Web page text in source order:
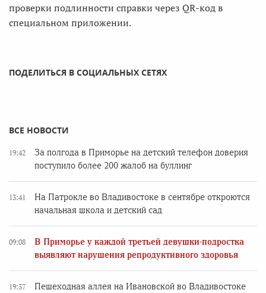
проверки подлинности справки через QR-код в
специальном приложении.
ПОДЕЛИТЬСЯ В СОЦИАЛЬНЫХ СЕТЯХ
ВСЕ НОВОСТИ
19:42
За полгода в Приморье на детский телефон доверия
поступило более 200 жалоб на буллинг
13:41
На Патрокле во Владивостоке в сентябре откроются
начальная школа и детский сад
09:08
В Приморье у каждой третьей девушки-подростка
выявляют нарушения репродуктивного здоровья
19:37
Пешеходная аллея на Ивановской во Владивостоке